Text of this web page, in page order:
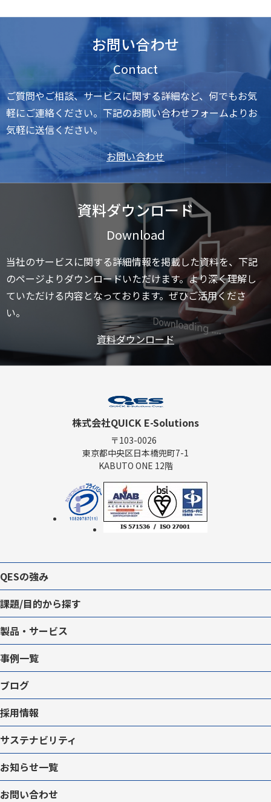
お問い合わせ
Contact
ご質問やご相談、サービスに関する詳細など、何でもお気
軽にご連絡ください。下記のお問い合わせフォームよりお
気軽に送信ください。
お問い合わせ
資料ダウンロード
Download
当社のサービスに関する詳細情報を掲載した資料を、下記
のページよりダウンロードいただけます。より深く理解し
ていただける内容となっております。ぜひご活用くださ
い。
資料ダウンロード
株式会社QUICK E-Solutions
〒103-0026
東京都中央区日本橋兜町7-1
KABUTO ONE 12階
QESの強み
課題/目的から探す
製品・サービス
事例一覧
ブログ
採用情報
サステナビリティ
お知らせ一覧
お問い合わせ